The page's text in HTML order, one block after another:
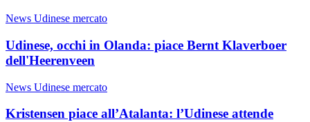
News Udinese mercato
Udinese, occhi in Olanda: piace Bernt Klaverboer
dell'Heerenveen
News Udinese mercato
Kristensen piace all’Atalanta: l’Udinese attende